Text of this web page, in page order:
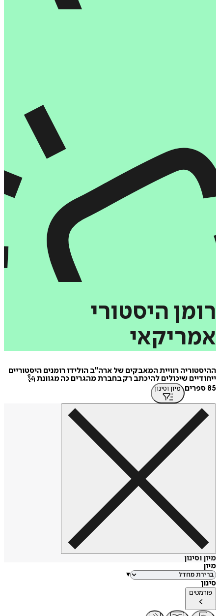
היסטורי
רוויית המאבקים של ארה"ב הולידו רומנים היסטוריים
שיכולים להיכתב רק בחברת מהגרים כה מגוונת 🗽
מיון וסינון